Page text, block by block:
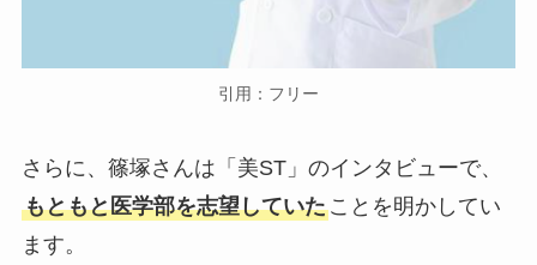
引用：フリー
さらに、篠塚さんは「美ST」のインタビューで、
もともと医学部を志望していたことを明かしてい
ます。